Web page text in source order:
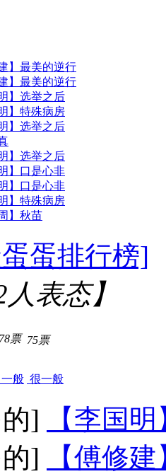
】最美的逆行
】最美的逆行
】选举之后
】特殊病房
】选举之后
】选举之后
】口是心非
】口是心非
】特殊病房
】秋苗
蛋排行榜]
人表态】
78票
一般
75票
很一般
]
【李国
]
【傅修